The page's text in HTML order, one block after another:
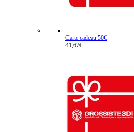
Carte cadeau 50€
41,67€